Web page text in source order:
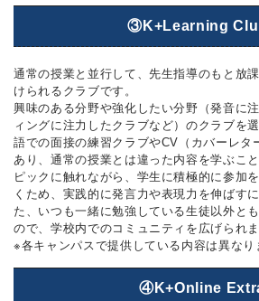
③K+Learning
通常の授業と並行して、先生指導のもと放
けられるクラブです。
興味のある分野や強化したい分野（発音に
ィングに注力したクラブなど）のクラブを
語での面接の練習クラブやCV（カバーレタ
あり、通常の授業とは違った内容を学ぶこ
ピックに触れながら、学生に積極的に参加
くため、実践的に発言力や表現力を伸ばす
た、いつも一緒に勉強している生徒以外と
ので、学校内でのコミュニティを広げられま
※各キャンパスで提供している内容は異なり
④K+Online